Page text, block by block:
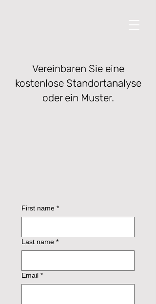
Vereinbaren Sie eine
kostenlose Standortanalyse
oder ein Muster.
First name *
Last name *
Email *